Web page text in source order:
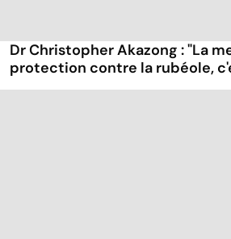
Dr Christopher Akazong : "La
protection contre la rubéole,